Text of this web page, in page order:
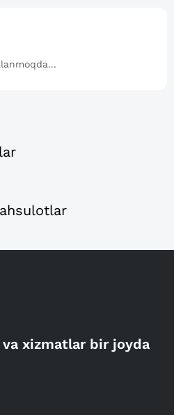
xizmatlar bir joyda